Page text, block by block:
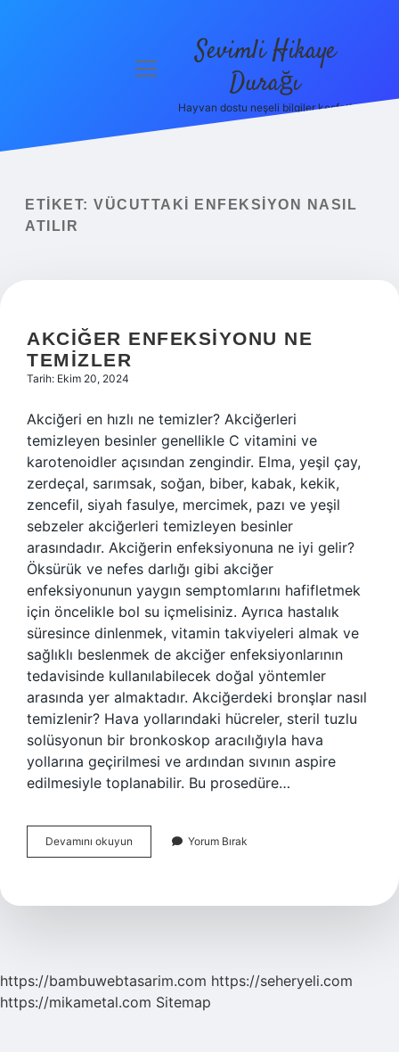
Yasal Uyarı
menüyü
Sevimli Hikaye
Durağı
Hayvan dostu neşeli bilgiler keşfet!
ETIKET: VÜCUTTAKI ENFEKSIYON NASIL
ATILIR
AKCIĞER ENFEKSIYONU NE
TEMIZLER
Tarih: Ekim 20, 2024
Akciğeri en hızlı ne temizler? Akciğerleri
temizleyen besinler genellikle C vitamini ve
karotenoidler açısından zengindir. Elma, yeşil çay,
zerdeçal, sarımsak, soğan, biber, kabak, kekik,
zencefil, siyah fasulye, mercimek, pazı ve yeşil
sebzeler akciğerleri temizleyen besinler
arasındadır. Akciğerin enfeksiyonuna ne iyi gelir?
Öksürük ve nefes darlığı gibi akciğer
enfeksiyonunun yaygın semptomlarını hafifletmek
için öncelikle bol su içmelisiniz. Ayrıca hastalık
süresince dinlenmek, vitamin takviyeleri almak ve
sağlıklı beslenmek de akciğer enfeksiyonlarının
tedavisinde kullanılabilecek doğal yöntemler
arasında yer almaktadır. Akciğerdeki bronşlar nasıl
temizlenir? Hava yollarındaki hücreler, steril tuzlu
solüsyonun bir bronkoskop aracılığıyla hava
yollarına geçirilmesi ve ardından sıvının aspire
edilmesiyle toplanabilir. Bu prosedüre…
Devamını okuyun
Enfeksiyonu
Yorum Bırak
https://bambuwebtasarim.com https://seheryeli.com
https://mikametal.com Sitemap